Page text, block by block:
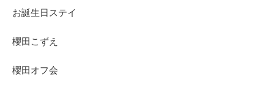
お誕生日ステイ
櫻田こずえ
櫻田オフ会